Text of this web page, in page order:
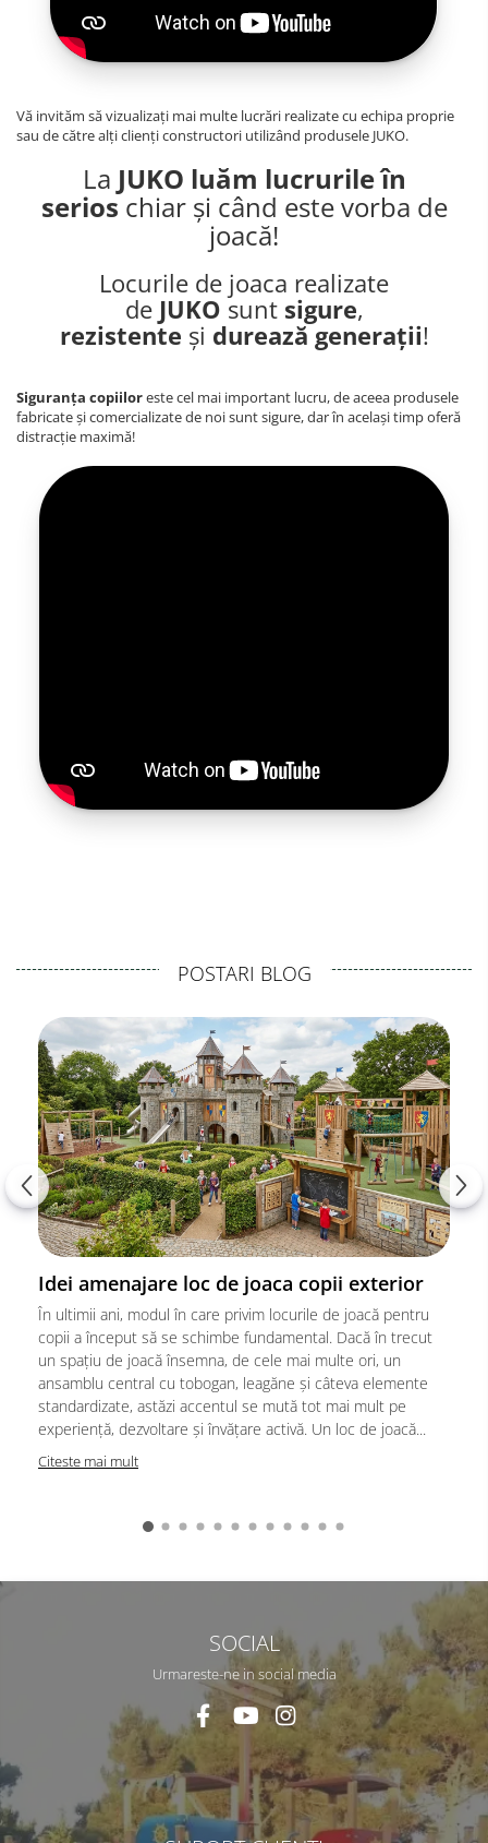
Vă invităm să vizualizați mai multe lucrări realizate cu echipa proprie
sau de către alți clienți constructori utilizând produsele JUKO.
La JUKO luăm lucrurile în
serios chiar și când este vorba de
joacă!
Locurile de joaca realizate
de JUKOsunt sigure,
rezistente și durează generații!
Siguranța copiiloreste cel mai important lucru, de aceea produsele
fabricate și comercializate de noi sunt sigure, dar în același timp oferă
distracție maximă!
POSTARI BLOG
Idei amenajare loc de joaca copii exterior
În ultimii ani, modul în care privim locurile de joacă pentru
copii a început să se schimbe fundamental. Dacă în trecut
un spațiu de joacă însemna, de cele mai multe ori, un
ansamblu central cu tobogan, leagăne și câteva elemente
standardizate, astăzi accentul se mută tot mai mult pe
experiență, dezvoltare și învățare activă. Un loc de joacă...
Citeste mai mult
SOCIAL
Urmareste-ne in social media